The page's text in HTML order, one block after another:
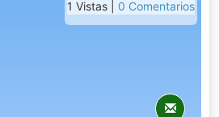
1 Vistas | 0 Comentarios